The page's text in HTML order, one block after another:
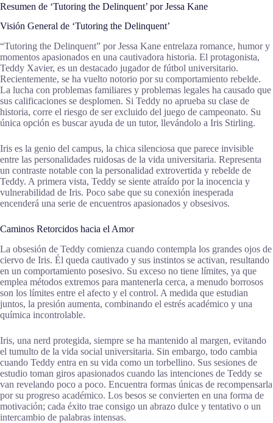
Resumen de ‘Tutoring the Delinquent’ por Jessa Kane
Visión General de ‘Tutoring the Delinquent’
“Tutoring the Delinquent” por Jessa Kane entrelaza romance, humor y
momentos apasionados en una cautivadora historia. El protagonista,
Teddy Xavier, es un destacado jugador de fútbol universitario.
Recientemente, se ha vuelto notorio por su comportamiento rebelde.
La lucha con problemas familiares y problemas legales ha causado que
sus calificaciones se desplomen. Si Teddy no aprueba su clase de
historia, corre el riesgo de ser excluido del juego de campeonato. Su
única opción es buscar ayuda de un tutor, llevándolo a Iris Stirling.
Iris es la genio del campus, la chica silenciosa que parece invisible
entre las personalidades ruidosas de la vida universitaria. Representa
un contraste notable con la personalidad extrovertida y rebelde de
Teddy. A primera vista, Teddy se siente atraído por la inocencia y
vulnerabilidad de Iris. Poco sabe que su conexión inesperada
encenderá una serie de encuentros apasionados y obsesivos.
Caminos Retorcidos hacia el Amor
La obsesión de Teddy comienza cuando contempla los grandes ojos de
ciervo de Iris. Él queda cautivado y sus instintos se activan, resultando
en un comportamiento posesivo. Su exceso no tiene límites, ya que
emplea métodos extremos para mantenerla cerca, a menudo borrosos
son los límites entre el afecto y el control. A medida que estudian
juntos, la presión aumenta, combinando el estrés académico y una
química incontrolable.
Iris, una nerd protegida, siempre se ha mantenido al margen, evitando
el tumulto de la vida social universitaria. Sin embargo, todo cambia
cuando Teddy entra en su vida como un torbellino. Sus sesiones de
estudio toman giros apasionados cuando las intenciones de Teddy se
van revelando poco a poco. Encuentra formas únicas de recompensarla
por su progreso académico. Los besos se convierten en una forma de
motivación; cada éxito trae consigo un abrazo dulce y tentativo o un
intercambio de palabras intensas.